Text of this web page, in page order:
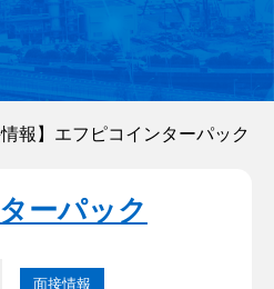
情報】エフピコインターパック
ーパック
面接情報